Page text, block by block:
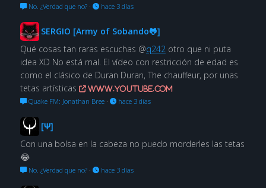
No. ¿Verdad que no?· hace 3 días
SERGIO [Army of Sobando🐸]
Qué cosas tan raras escuchas @q242 otro que ni puta
idea XD No está mal. El vídeo con restricción de edad es
como el clásico de Duran Duran, The chauffeur, por unas
tetas artísticas
www.youtube.com
Quake FM: Jonathan Bree· hace 3 días
[Ψ]
Con una bolsa en la cabeza no puedo morderles las tetas
😂
No. ¿Verdad que no?· hace 3 días